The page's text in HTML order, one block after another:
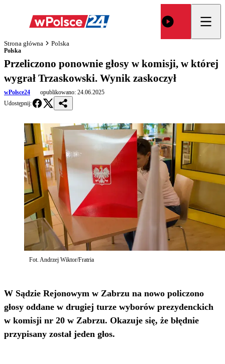
Strona główna Polska
Polska
Przeliczono ponownie głosy w komisji, w której
wygrał Trzaskowski. Wynik zaskoczył
wPolsce24 opublikowano: 24.06.2025
Udostępnij:
Fot. Andrzej Wiktor/Fratria
W Sądzie Rejonowym w Zabrzu na nowo policzono
głosy oddane w drugiej turze wyborów prezydenckich
w komisji nr 20 w Zabrzu. Okazuje się, że błędnie
przypisany został jeden głos.